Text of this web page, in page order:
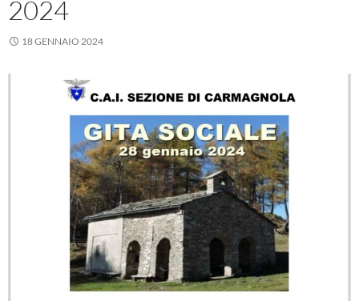
2024
18 GENNAIO 2024